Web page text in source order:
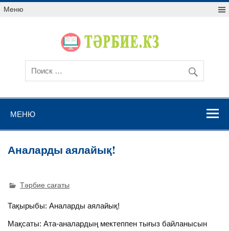
Меню
МЕНЮ
Аналарды аялайық!
Тәрбие сағаты
Тақырыбы: Аналарды аялайық!
Мақсаты: Ата-аналардың мектеппен тығыз байланысын